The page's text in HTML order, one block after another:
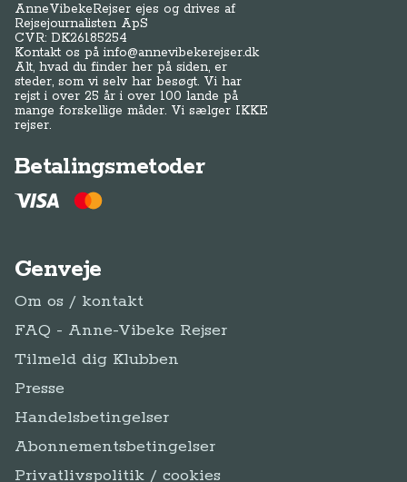
AnneVibekeRejser ejes og drives af
Rejsejournalisten ApS
CVR: DK26185254
Kontakt os påinfo@annevibekerejser.dk
Alt, hvad du finder her på siden, er
steder, som vi selv har besøgt. Vi har
rejst i over 25 år i over 100 lande på
mange forskellige måder. Vi sælger IKKE
rejser.
Betalingsmetoder
Genveje
Om os / kontakt
FAQ - Anne-Vibeke Rejser
Tilmeld dig Klubben
Presse
Handelsbetingelser
Abonnementsbetingelser
Privatlivspolitik / cookies